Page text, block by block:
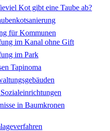
Kot gibt eine Taube ab?
für Kommunen
im Kanal ohne Gift
im Park
Tapinoma
in Baumkronen